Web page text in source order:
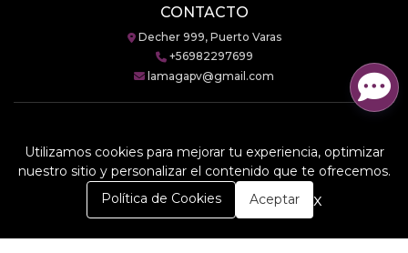
CONTACTO
Decher 999, Puerto Varas
+56982297699
lamagapv@gmail.com
LaMaga © 2026
Creado porBsale
0
Utilizamos cookies para mejorar tu experiencia, optimizar
nuestro sitio y personalizar el contenido que te ofrecemos.
Política de Cookies
Aceptar x